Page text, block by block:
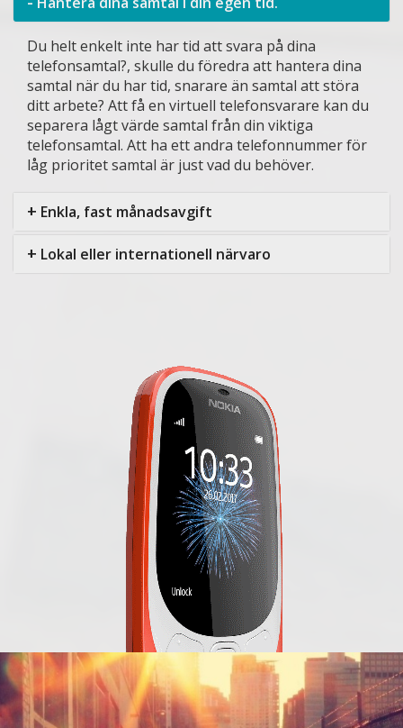
Du helt enkelt inte har tid att svara på dina
telefonsamtal?, skulle du föredra att hantera dina
samtal när du har tid, snarare än samtal att störa
ditt arbete? Att få en virtuell telefonsvarare kan du
separera lågt värde samtal från din viktiga
telefonsamtal. Att ha ett andra telefonnummer för
låg prioritet samtal är just vad du behöver.
+ Enkla, fast månadsavgift
+ Lokal eller internationell närvaro